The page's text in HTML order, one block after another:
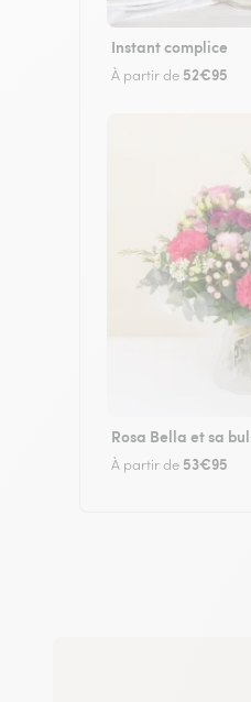
Instant complice
À partir de 52€95
Rosa Bella et sa
À partir de 53€95